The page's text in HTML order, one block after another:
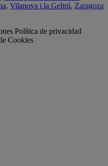
, Vilanova i la Geltrú, Zaragoza
Política de privacidad
Cookies